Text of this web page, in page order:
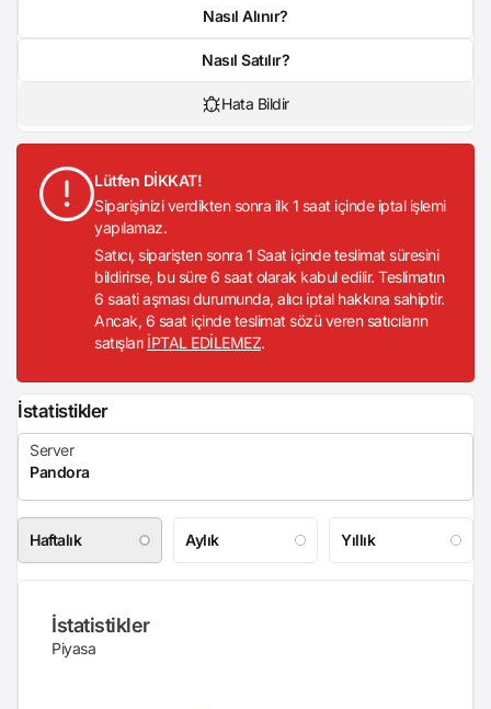
Nasıl Alınır?
Nasıl Satılır?
Hata Bildir
Lütfen DİKKAT!
Siparişinizi verdikten sonra ilk 1 saat içinde iptal işlemi
yapılamaz.
Satıcı, siparişten sonra 1 Saat içinde teslimat süresini
bildirirse, bu süre 6 saat olarak kabul edilir. Teslimatın
6 saati aşması durumunda, alıcı iptal hakkına sahiptir.
Ancak, 6 saat içinde teslimat sözü veren satıcıların
satışları İPTAL EDİLEMEZ.
İstatistikler
Haftalık Aylık Yıllık
İstatistikler
Piyasa